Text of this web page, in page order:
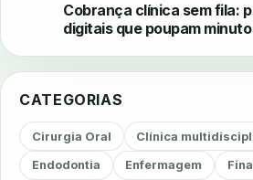
Cobrança clínica sem fila:
digitais que poupam
CATEGORIAS
Cirurgia Oral Clínica
Endodontia Enfermagem